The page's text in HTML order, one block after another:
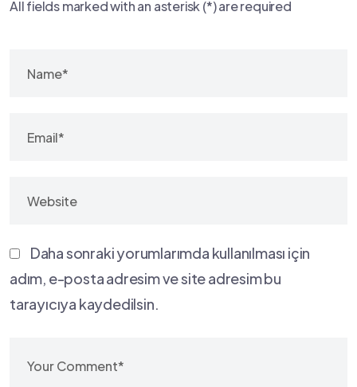
All fields marked with an asterisk (*) are required
Daha sonraki yorumlarımda kullanılması için
adım, e-posta adresim ve site adresim bu
tarayıcıya kaydedilsin.